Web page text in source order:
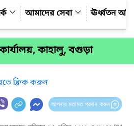
আমাদের সেবা ঊর্ধ্বতন
কাহালু, বগুড়া
ক্লিক করুন
আপনার মতামত প্রদান করুন